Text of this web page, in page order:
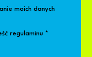
moich danych
regulaminu *